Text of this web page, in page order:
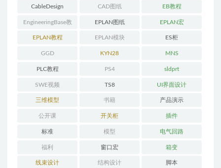
CableDesign CAD图纸 EB教程
EngineeringBase教
程
EPLAN图纸 EPLAN宏
EPLAN教程 EPLAN模块 ES柜
GGD KYN28 MNS
PLC教程 PS4 sldprt
SWE视频 TS8 UI界面设计
三维模型 书籍 产品演示
公开课 开关柜 插件
标准 模型 电气回路
福利 窗口宏 箱变
线束设计 结构设计 脚本